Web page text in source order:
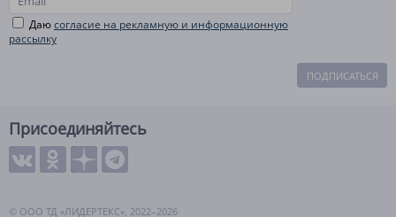
Даюсогласие на рекламную и информационную
рассылку
ПОДПИСАТЬСЯ
Присоединяйтесь
© ООО ТД «ЛИДЕРТЕКС», 2022–2026